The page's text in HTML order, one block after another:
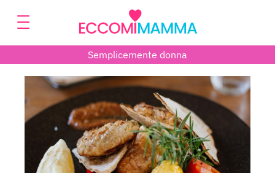
Semplicemente donna